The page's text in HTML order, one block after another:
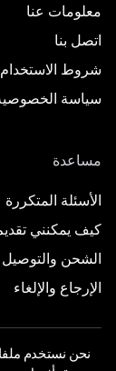
معلومات عنا
اتصل بنا
شروط الاستخدام
سياسة
مساعدة
الأسئلة المتكررة
كيف يمكنني
الشحن والتوصيل
الإرجاع والإلغاء
نحن نستخدم